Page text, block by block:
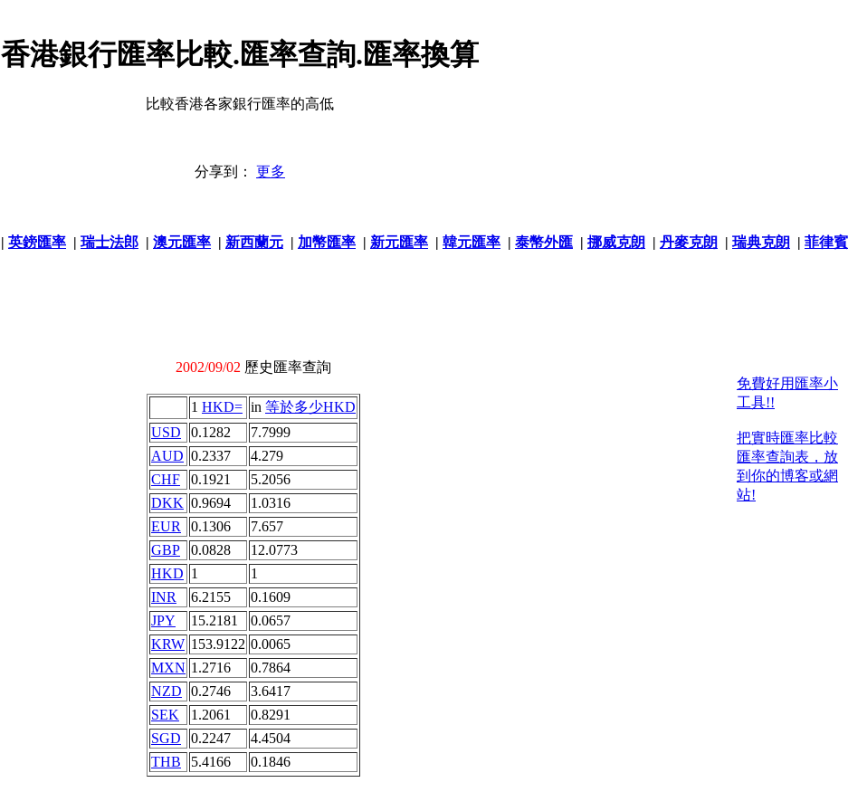
香港銀行匯率比較.匯率查詢.匯率換算
比較香港各家銀行匯率的高低
分享到： 更多
| 英鎊匯率 | 瑞士法郎 | 澳元匯率 | 新西蘭元 | 加幣匯率 | 新元匯率 | 韓元匯率 | 泰幣外匯 | 挪威克朗 | 丹麥克朗 | 瑞典克朗 | 菲律賓
2002/09/02 歷史匯率查詢
1 HKD= in 等於多少HKD
USD
0.1282
7.7999
AUD 0.2337
4.279
CHF
0.1921
5.2056
DKK 0.9694
1.0316
EUR
0.1306
7.657
GBP
0.0828
12.0773
HKD 1
1
INR
6.2155
0.1609
JPY
15.2181
0.0657
KRW 153.9122 0.0065
MXN 1.2716
0.7864
NZD
0.2746
3.6417
SEK
1.2061
0.8291
SGD
0.2247
4.4504
THB
5.4166 0.1846
免費好用匯率小
工具!!
把實時匯率比較
匯率查詢表，放
到你的博客或網
站!